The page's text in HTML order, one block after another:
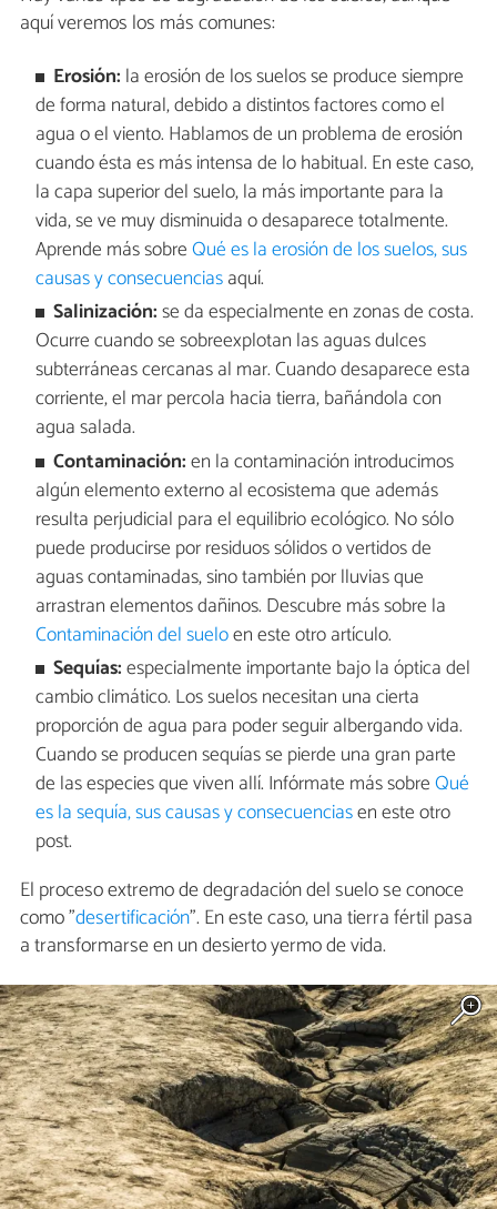
aquí veremos los más comunes:
Erosión: la erosión de los suelos se produce siempre
de forma natural, debido a distintos factores como el
agua o el viento. Hablamos de un problema de erosión
cuando ésta es más intensa de lo habitual. En este caso,
la capa superior del suelo, la más importante para la
vida, se ve muy disminuida o desaparece totalmente.
Aprende más sobreQué es la erosión de los suelos, sus
causas y consecuenciasaquí.
Salinización:se da especialmente en zonas de costa.
Ocurre cuando se sobreexplotan las aguas dulces
subterráneas cercanas al mar. Cuando desaparece esta
corriente, el mar percola hacia tierra, bañándola con
agua salada.
Contaminación:en la contaminación introducimos
algún elemento externo al ecosistema que además
resulta perjudicial para el equilibrio ecológico. No sólo
puede producirse por residuos sólidos o vertidos de
aguas contaminadas, sino también por lluvias que
arrastran elementos dañinos. Descubre más sobre la
Contaminación del sueloen este otro artículo.
Sequías:especialmente importante bajo la óptica del
cambio climático. Los suelos necesitan una cierta
proporción de agua para poder seguir albergando vida.
Cuando se producen sequías se pierde una gran parte
de las especies que viven allí. Infórmate más sobreQué
es la sequía, sus causas y consecuenciasen este otro
post.
El proceso extremo de degradación del suelo se conoce
como "desertificación". En este caso, una tierra fértil pasa
a transformarse en un desierto yermo de vida.